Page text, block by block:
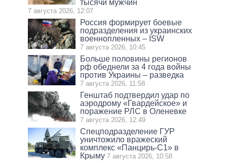
тысячи мужчин
7 августа 2026, 12:07
Россия формирует боевые
подразделения из украинских
военнопленных – ISW
7 августа 2026, 10:45
Больше половины регионов
рф обеднели за 4 года войны
против Украины – разведка
7 августа 2026, 11:58
Генштаб подтвердил удар по
аэродрому «Гвардейское» и
поражение РЛС в Оленевке
7 августа 2026, 12:49
Спецподразделение ГУР
уничтожило вражеский
комплекс «Панцирь-С1» в
Крыму 7 августа 2026, 10:58